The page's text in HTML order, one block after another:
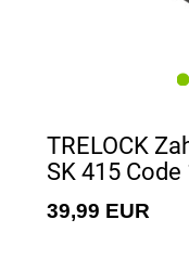
TRELOCK
SK 415
39,99 EUR